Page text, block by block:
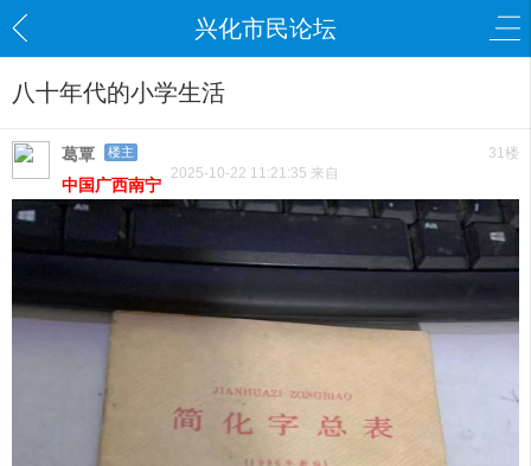
兴化市民论坛
八十年代的小学生活
31楼
葛覃 楼主
2025-10-22 11:21:35 来自
中国广西南宁